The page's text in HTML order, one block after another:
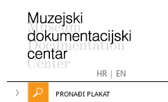
HR| EN
PRONAĐI PLAKAT